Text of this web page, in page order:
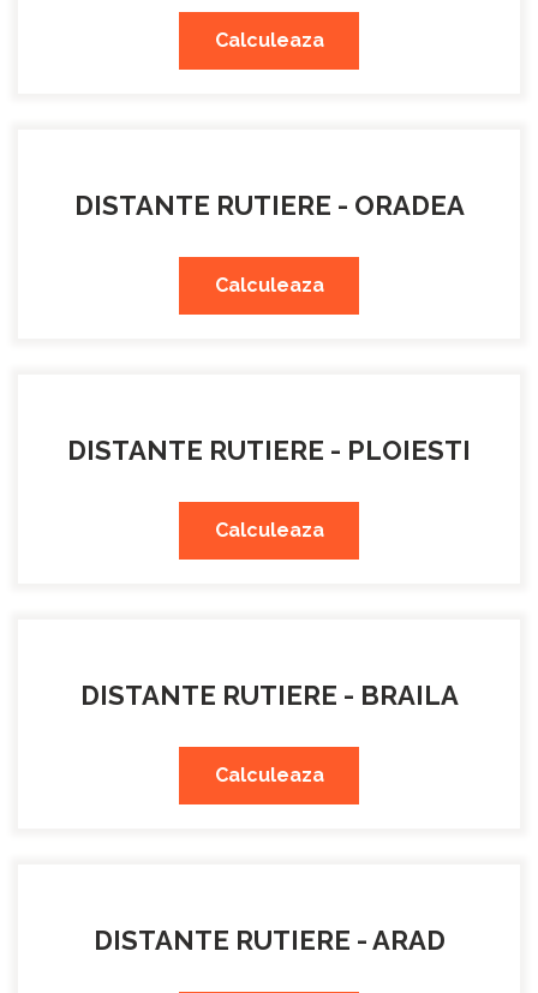
Calculeaza
DISTANTE RUTIERE - ORADEA
Calculeaza
DISTANTE RUTIERE - PLOIESTI
Calculeaza
DISTANTE RUTIERE - BRAILA
Calculeaza
DISTANTE RUTIERE - ARAD